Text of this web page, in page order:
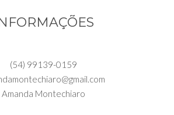
(54) 99139-0159
Amanda Montechiaro